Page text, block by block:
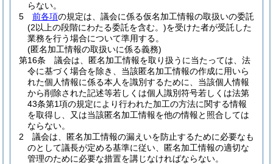
らない。
5
前各項の規定は、議会に係る仮名加工情報の取扱いの委託
(2以上の段階にわたる委託を含む。)を受けた者が受託した
業務を行う場合について準用する。
(匿名加工情報の取扱いに係る義務)
第16条
議会は、匿名加工情報を取り扱うに当たっては、法
令に基づく場合を除き、当該匿名加工情報の作成に用いら
れた個人情報に係る本人を識別するために、当該個人情報
から削除された記述等若しくは個人識別符号若しくは法第
43条第1項の規定により行われた加工の方法に関する情報
を取得し、又は当該匿名加工情報を他の情報と照合しては
ならない。
2
議会は、匿名加工情報の漏えいを防止するために必要なも
のとして議長が定める基準に従い、匿名加工情報の適切な
管理のために必要な措置を講じなければならない。